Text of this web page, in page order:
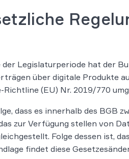
Legislaturperiode hat der
über digitale Produkte
(EU) Nr. 2019/770
dass es innerhalb des BGB
zur Verfügung stellen von
Folge dessen ist,
findet diese